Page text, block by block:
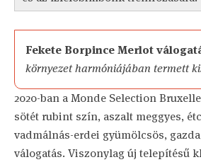
Fekete Borpince Merlot
környezet harmóniájában termett
2020-ban a Monde Selection
sötét rubint szín, aszalt meggyes,
vadmálnás-erdei gyümölcsös,
válogatás. Viszonylag új telepítésű